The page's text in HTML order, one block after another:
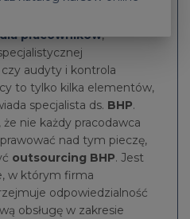
pracowników,
audyty i kontrola
to tylko kilka elementów,
specjalista ds. BHP.
nie każdy pracodawca
nad tym pieczę,
outsourcing BHP. Jest
w którym firma
odpowiedzialność
obsługę w zakresie